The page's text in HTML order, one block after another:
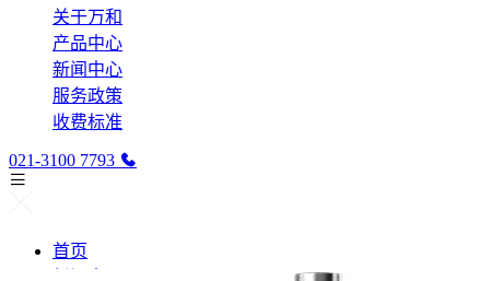
关于万和
产品中心
新闻中心
服务政策
收费标准
021-3100 7793
首页